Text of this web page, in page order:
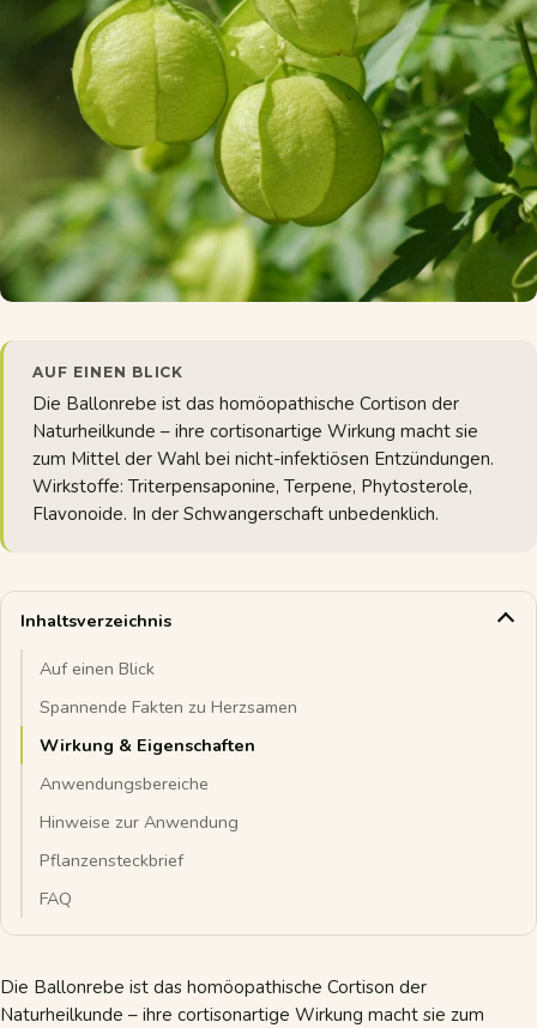
Inhaltsverzeichnis
Auf einen Blick
Spannende Fakten zu Herzsamen
Wirkung & Eigenschaften
Anwendungsbereiche
Hinweise zur Anwendung
Pflanzensteckbrief
FAQ
AUF EINEN BLICK
Die Ballonrebe ist das homöopathische Cortison der
Naturheilkunde – ihre cortisonartige Wirkung macht sie
zum Mittel der Wahl bei nicht-infektiösen Entzündungen.
Wirkstoffe: Triterpensaponine, Terpene, Phytosterole,
Flavonoide. In der Schwangerschaft unbedenklich.
Die Ballonrebe ist das homöopathische Cortison der
Naturheilkunde – ihre cortisonartige Wirkung macht sie zum